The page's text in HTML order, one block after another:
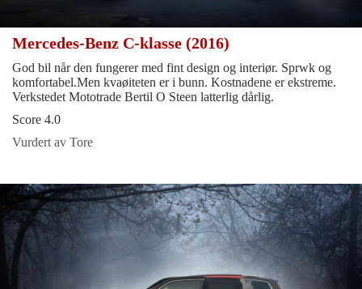
Mercedes-Benz C-klasse (2016)
God bil når den fungerer med fint design og interiør. Sprwk og
komfortabel.Men kvaøiteten er i bunn. Kostnadene er ekstreme.
Verkstedet Mototrade Bertil O Steen latterlig dårlig.
Score 4.0
Vurdert av Tore